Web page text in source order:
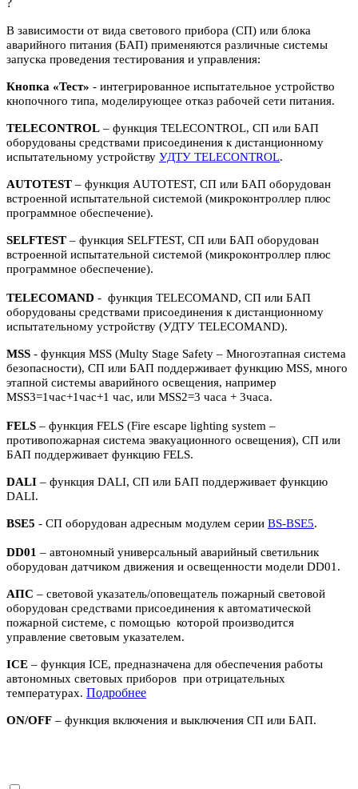
?
В зависимости от вида светового прибора (СП) или блока
аварийного питания (БАП) применяются различные системы
запуска проведения тестирования и управления:
Кнопка «Тест» - интегрированное испытательное устройство
кнопочного типа, моделирующее отказ рабочей сети питания.
TELECONTROL – функция TELECONTROL, СП или БАП
оборудованы средствами присоединения к дистанционному
испытательному устройству УДТУ TELECONTROL.
AUTOTEST – функция AUTOTEST, СП или БАП оборудован
встроенной испытательной системой (микроконтроллер плюс
программное обеспечение).
SELFTEST – функция SELFTEST, СП или БАП оборудован
встроенной испытательной системой (микроконтроллер плюс
программное обеспечение).
TELECOMAND - функция TELECOMAND, СП или БАП
оборудованы средствами присоединения к дистанционному
испытательному устройству (УДТУ TELECOMAND).
MSS - функция MSS (Multy Stage Safety – Многоэтапная система
безопасности), СП или БАП поддерживает функцию MSS, много
этапной системы аварийного освещения, например
MSS3=1час+1час+1 час, или MSS2=3 часа + 3часа.
FELS – функция FELS (Fire escape lighting system –
противопожарная система эвакуационного освещения), СП или
БАП поддерживает функцию FELS.
DALI – функция DALI, СП или БАП поддерживает функцию
DALI.
BSE5 - СП оборудован адресным модулем серии BS-BSE5.
DD01 – автономный универсальный аварийный светильник
оборудован датчиком движения и освещенности модели DD01.
АПС – световой указатель/оповещатель пожарный световой
оборудован средствами присоединения к автоматической
пожарной системе, с помощью которой производится
управление световым указателем.
ICE – функция ICE, предназначена для обеспечения работы
автономных световых приборов при отрицательных
температурах. Подробнее
ON/OFF – функция включения и выключения СП или БАП.